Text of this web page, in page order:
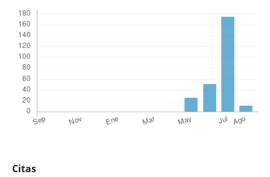
Citas